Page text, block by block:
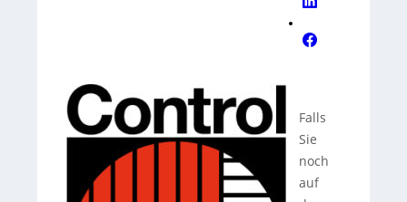
Falls
Sie
noch
auf